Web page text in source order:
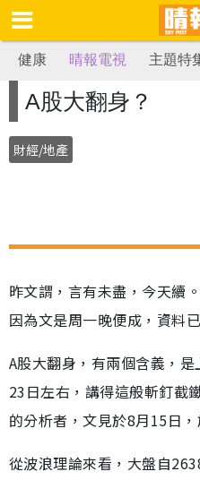
健康 晴報電視 主題特
A股大翻身？
財經/地產
昨文謂，言有未盡，今天續
因為文是周一晚便成，資料
A股大翻身，有兩個含義，
23日左右，講得這般斬釘截
的分析者，文見於8月15日
從波浪理論來看，大盤自